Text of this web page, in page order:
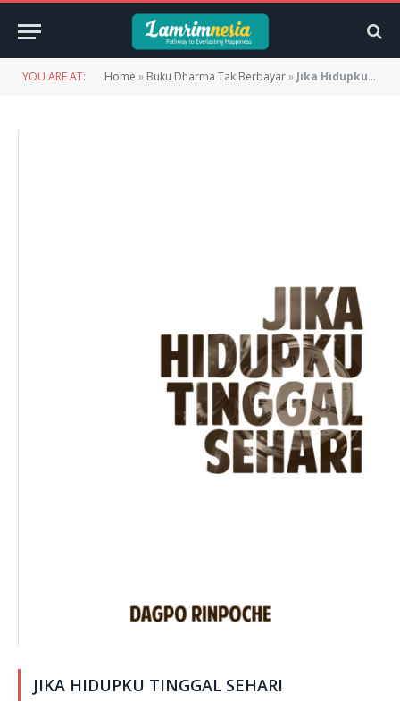
YOU ARE AT: Home » Buku Dharma Tak Berbayar» Jika Hidupku Tinggal Sehari
JIKA HIDUPKU TINGGAL SEHARI